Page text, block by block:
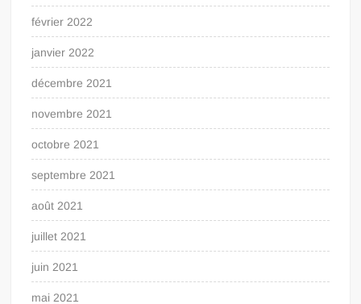
février 2022
janvier 2022
décembre 2021
novembre 2021
octobre 2021
septembre 2021
août 2021
juillet 2021
juin 2021
mai 2021